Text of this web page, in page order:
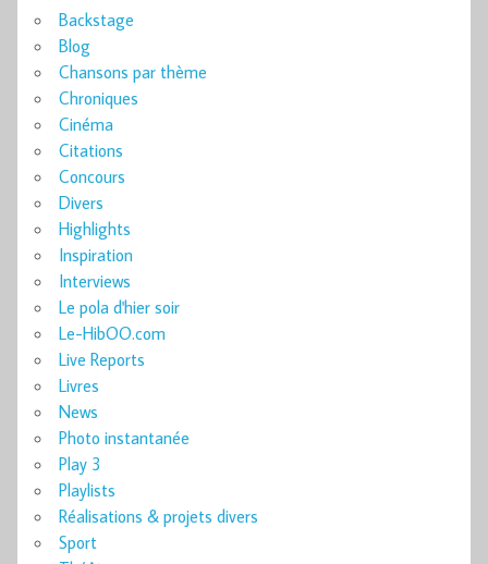
Backstage
Blog
Chansons par thème
Chroniques
Cinéma
Citations
Concours
Divers
Highlights
Inspiration
Interviews
Le pola d'hier soir
Le-HibOO.com
Live Reports
Livres
News
Photo instantanée
Play 3
Playlists
Réalisations & projets divers
Sport